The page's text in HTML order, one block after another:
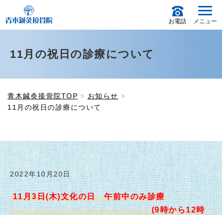
お電話 メニュー
11月の祝日の診療について
青木鍼灸接骨院TOP
お知らせ
11月の祝日の診療について
2022年10月20日
11月3日(木)文化の日 午前中のみ診療
(9時から12時